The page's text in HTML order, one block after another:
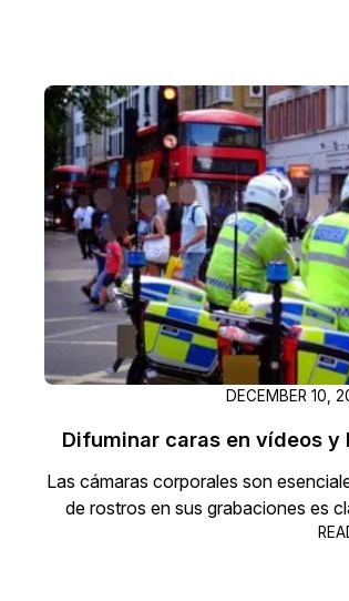
DECEMBER 10,
Difuminar caras en vídeos
Las cámaras corporales son
de rostros en sus grabaciones es